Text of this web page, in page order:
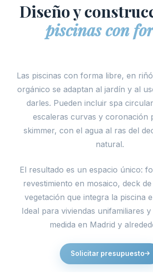
Diseño y
piscinas con
Las piscinas con forma libre, en
orgánico se adaptan al jardín y al
darles. Pueden incluir spa
escaleras curvas y coronación
skimmer, con el agua al ras del
natural.
El resultado es un espacio único:
revestimiento en mosaico, deck
vegetación que integra la piscina
Ideal para viviendas unifamiliares
medida en Madrid y
Solicitar presupuesto